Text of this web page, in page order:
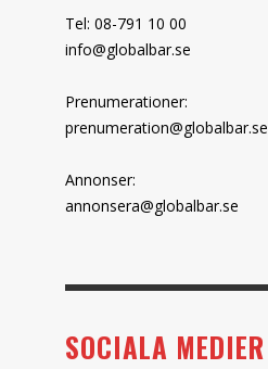
Tel: 08-791 10 00
info@globalbar.se
Prenumerationer:
prenumeration@globalbar.se
Annonser:
annonsera@globalbar.se
SOCIALA MEDIER